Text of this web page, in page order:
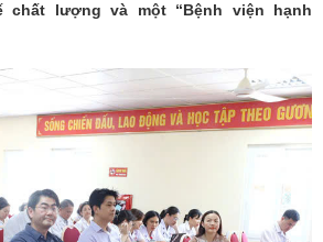
lượng và một “Bệnh viện hạnh